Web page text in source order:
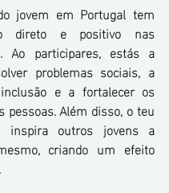
jovem em Portugal tem
direto e positivo nas
Ao participares, estás a
problemas sociais, a
e a fortalecer os
pessoas. Além disso, o teu
inspira outros jovens a
criando um efeito